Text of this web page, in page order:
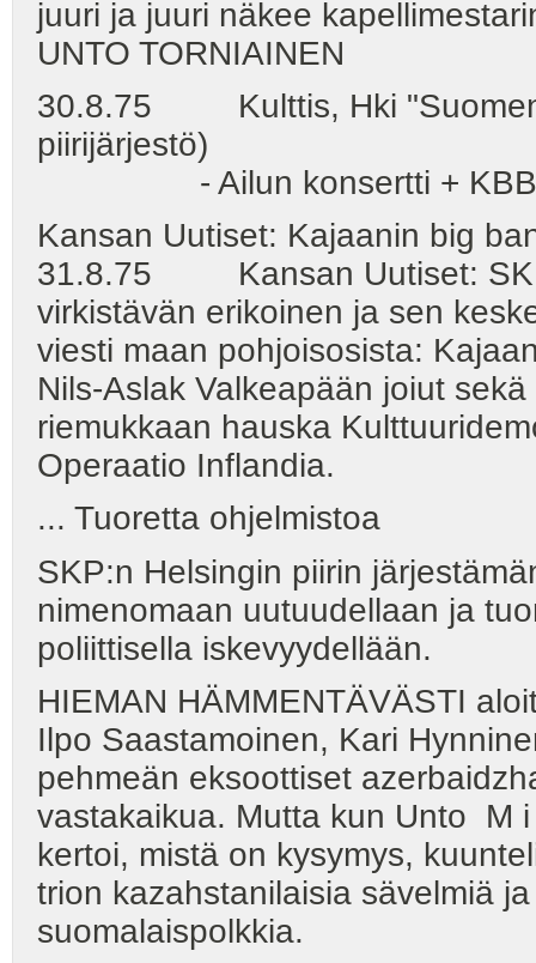
juuri ja juuri näkee
UNTO TORNIAINEN
30.8.75 Kulttis, Hki "Suomen
piirijärjestö)
- Ailun konsertti + KBB:n
Kansan Uutiset: Kajaanin big
31.8.75 Kansan Uutiset:
virkistävän erikoinen ja sen
viesti maan pohjoisosista:
Nils-Aslak Valkeapään joiut
riemukkaan hauska
Operaatio Inflandia.
... Tuoretta ohjelmistoa
SKP:n Helsingin piirin
nimenomaan uutuudellaan ja
poliittisella iskevyydellään.
HIEMAN HÄMMENTÄVÄSTI
Ilpo Saastamoinen, Kari
pehmeän eksoottiset
vastakaikua. Mutta kun Unto M
kertoi, mistä on kysymys,
trion kazahstanilaisia sävelmiä
suomalaispolkkia.